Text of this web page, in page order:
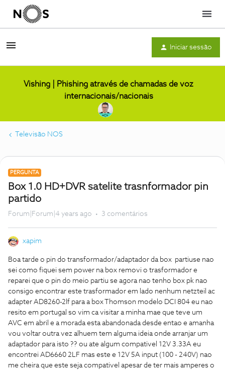
Menu
Iniciar sessão
Vishing | Phishing através de chamadas de voz
internacionais/nacionais
Televisão NOS
PERGUNTA
Box 1.0 HD+DVR satelite trasnformador pin
partido
Forum|Forum|4 years ago 3 comentários
xapim
Boa tarde o pin do transformador/adaptador da box partiuse nao
sei como fiquei sem power na box removi o trasformador e
reparei que o pin do meio partiu se agora nao tenho box pk nao
consigo encontrar este trasformador em lado nenhum netzteil ac
adapter AD8260-2lf para a box Thomson modelo DCI 804 eu nao
resito em portugal so vim ca visitar a minha mae que teve um
AVC em abril e a morada esta abandonada desde entao e amanha
vou voltar outra vez alhuem tem alguma ideia onde arranjar um
adaptador para isto ?? ou ate algum compativel 12V 3.33A eu
encontrei AD6660 2LF mas este e 12V 5A input (100 - 240V) nao
me cheira que este seja compativel apesar de ter mais amperes o